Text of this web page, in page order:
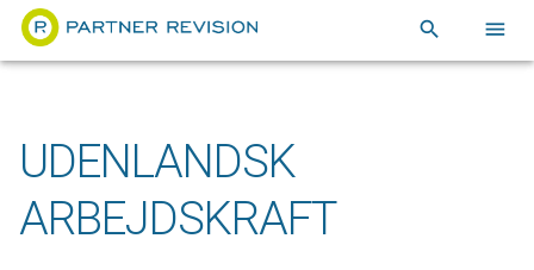
search menu
UDENLANDSK
ARBEJDSKRAFT